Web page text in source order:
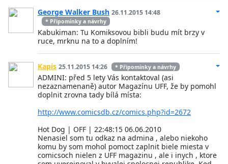
George Walker Bush 26.11.2015 14:48
* Připomínky a návrhy
Kabukiman: Tu Komiksovou bibli budu mít brzy v
ruce, mrknu na to a doplním!
Kapis 25.11.2015 14:26 * Připomínky a návrhy
ADMINI: před 5 lety Vás kontaktoval (asi
nezaznamenaně) autor Magazínu UFF, že by pomohl
doplnit zrovna tady bílá místa:
http://www.comicsdb.cz/comics.php?id=2672
Hot Dog | OFF | 22:48:15 06.06.2010
Nenasiel som tu odkaz na admina , alebo niekoho
komu by som mohol pomoct zaplnit biele miesta v
comicsoch nielen z UFF magazinu , ale i inych , ktore